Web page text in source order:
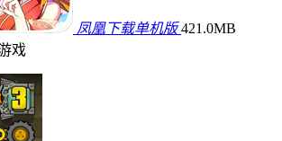
凤凰下载单机版 421.0MB
戏